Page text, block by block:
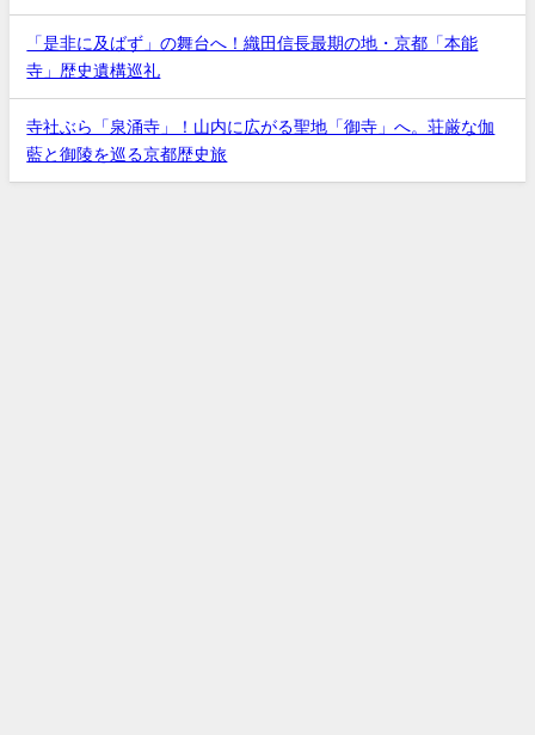
「是非に及ばず」の舞台へ！織田信長最期の地・京都「本能
寺」歴史遺構巡礼
寺社ぶら「泉涌寺」！山内に広がる聖地「御寺」へ。荘厳な伽
藍と御陵を巡る京都歴史旅